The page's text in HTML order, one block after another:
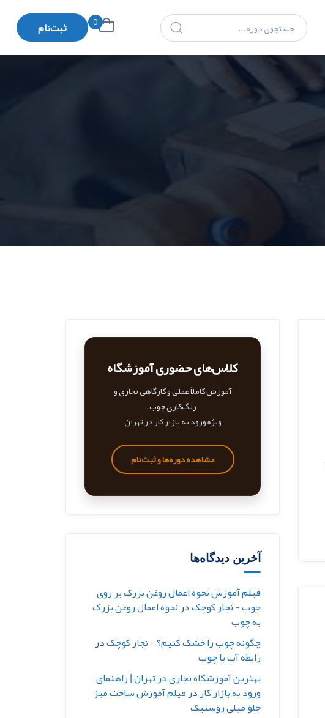
0 ثبت‌نام
کلاس‌های حضوری آموزشگاه
آموزش کاملاً عملی و کارگاهی نجاری و
رنگ‌کاری چوب
ویژه ورود به بازار کار در تهران
مشاهده دوره‌ها و ثبت‌نام
آخرین دیدگاه‌ها
فیلم آموزش نحوه اعمال روغن بزرک بر روی
چوب - نجار کوچکدرنحوه اعمال روغن بزرک
به چوب
چگونه چوب را خشک کنیم؟ - نجار کوچکدر
رابطه آب با چوب
بهترین آموزشگاه نجاری در تهران | راهنمای
ورود به بازار کاردرفیلم آموزش ساخت میز
جلو مبلی روستیک